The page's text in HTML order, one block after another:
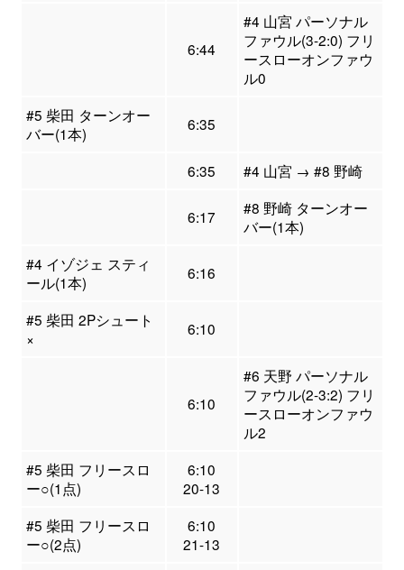
6:44
#4 山宮 パーソナル
ファウル(3-2:0) フリ
ースローオンファウ
ル0
#5 柴田 ターンオー
バー(1本)
6:35
6:35 #4 山宮 → #8 野崎
6:17
#8 野崎 ターンオー
バー(1本)
#4 イゾジェ スティ
ール(1本)
6:16
#5 柴田 2Pシュート
×
6:10
6:10
#6 天野 パーソナル
ファウル(2-3:2) フリ
ースローオンファウ
ル2
#5 柴田 フリースロ
ー○(1点)
6:10
20-13
#5 柴田 フリースロ
ー○(2点)
6:10
21-13